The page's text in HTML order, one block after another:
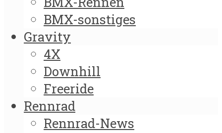
BMX-sonstiges
Gravity
4X
Downhill
Freeride
Rennrad
Rennrad-News